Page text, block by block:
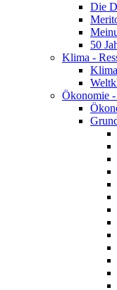
Die
50
Klima -
Ökonomie